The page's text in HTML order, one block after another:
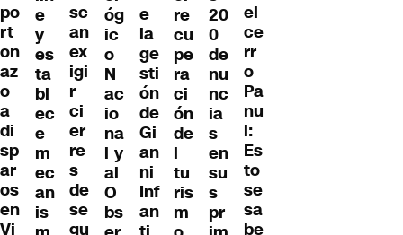
po
rt
on
az
o
a
di
sp
ar
os
en
Vi
e
y
es
ta
bl
ec
e
m
ec
an
is
sc
an
ex
igi
r
ci
er
re
s
de
se
gu
óg
ic
o
N
ac
io
na
l y
al
O
bs
e
la
ge
sti
ón
de
Gi
an
ni
Inf
an
re
cu
pe
ra
ci
ón
de
l
tu
ris
m
20
0
de
nu
nc
ia
s
en
su
s
pr
el
ce
rr
o
Pa
nu
l:
Es
to
se
sa
be